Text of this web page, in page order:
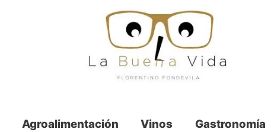
Agroalimentación Vinos Gastronomía